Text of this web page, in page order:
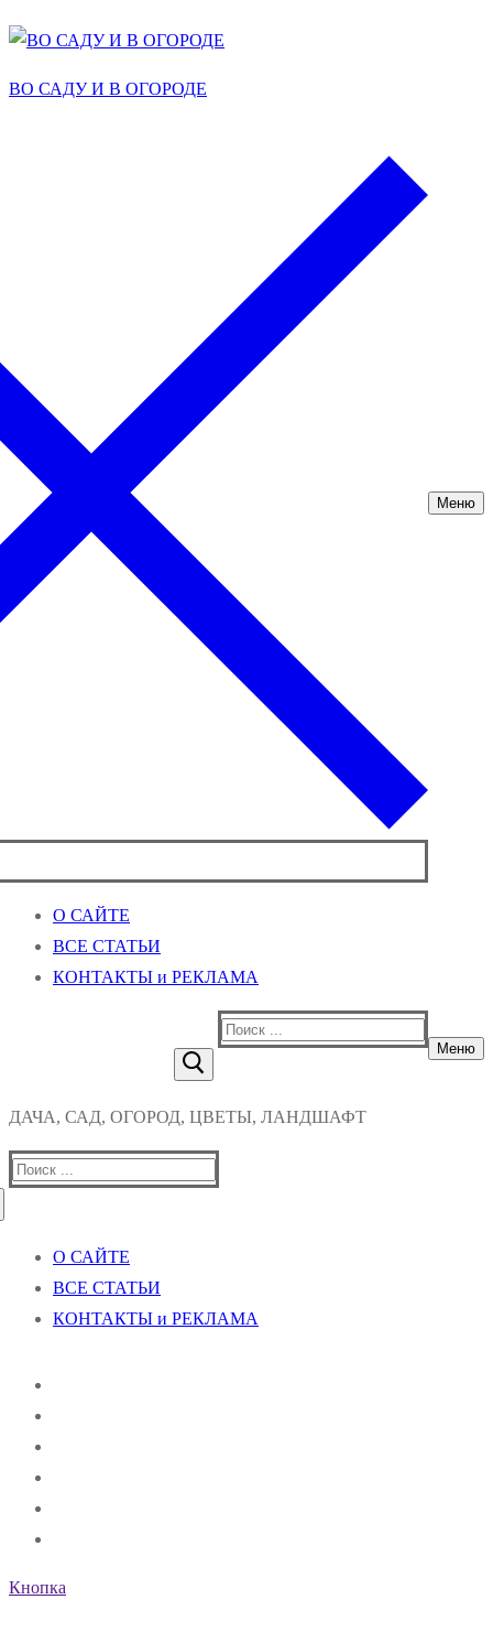
ВО САДУ И В ОГОРОДЕ
Меню
О САЙТЕ
ВСЕ СТАТЬИ
КОНТАКТЫ и РЕКЛАМА
Найти:
Меню
ДАЧА, САД, ОГОРОД, ЦВЕТЫ, ЛАНДШАФТ
Найти:
О САЙТЕ
ВСЕ СТАТЬИ
КОНТАКТЫ и РЕКЛАМА
Кнопка